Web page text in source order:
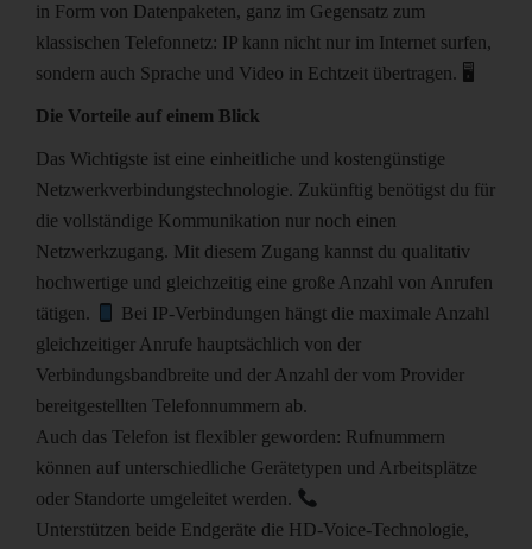
in Form von Datenpaketen, ganz im Gegensatz zum
klassischen Telefonnetz: IP kann nicht nur im Internet surfen,
sondern auch Sprache und Video in Echtzeit übertragen. 🖥
Die Vorteile auf einem Blick
Das Wichtigste ist eine einheitliche und kostengünstige
Netzwerkverbindungstechnologie. Zukünftig benötigst du für
die vollständige Kommunikation nur noch einen
Netzwerkzugang. Mit diesem Zugang kannst du qualitativ
hochwertige und gleichzeitig eine große Anzahl von Anrufen
tätigen.
Bei IP-Verbindungen hängt die maximale Anzahl
gleichzeitiger Anrufe hauptsächlich von der
Verbindungsbandbreite und der Anzahl der vom Provider
bereitgestellten Telefonnummern ab.
Auch das Telefon ist flexibler geworden: Rufnummern
können auf unterschiedliche Gerätetypen und Arbeitsplätze
oder Standorte umgeleitet werden.
Unterstützen beide Endgeräte die HD-Voice-Technologie,